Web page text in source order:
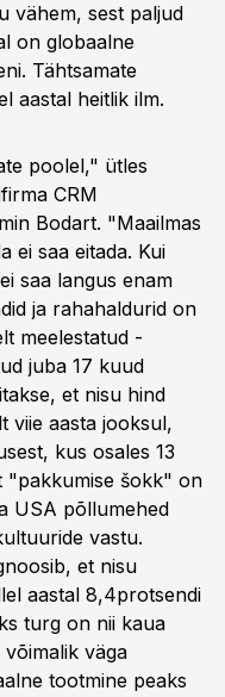
vähem, sest paljud
on globaalne
Tähtsamate
aastal heitlik ilm.
poolel," ütles
CRM
Bodart. "Maailmas
ei saa eitada. Kui
saa langus enam
ja rahahaldurid on
meelestatud -
juba 17 kuud
et nisu hind
viie aasta jooksul,
kus osales 13
"pakkumise šokk" on
USA põllumehed
vastu.
et nisu
aastal 8,4protsendi
turg on nii kaua
väga
tootmine peaks